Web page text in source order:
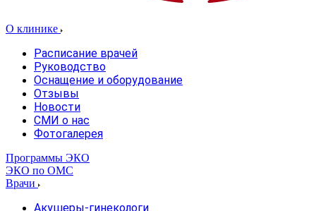
О клинике
Расписание врачей
Руководство
Оснащение и оборудование
Отзывы
Новости
СМИ о нас
Фотогалерея
Программы ЭКО
ЭКО по ОМС
Врачи
Акушеры-гинекологи